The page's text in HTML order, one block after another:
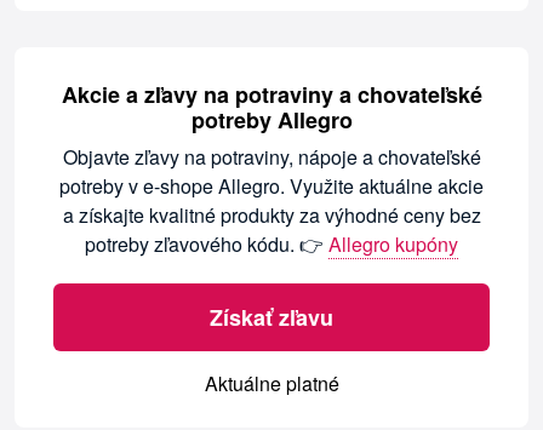
Akcie a zľavy na potraviny a chovateľské
potreby Allegro
Objavte zľavy na potraviny, nápoje a chovateľské
potreby v e-shope Allegro. Využite aktuálne akcie
a získajte kvalitné produkty za výhodné ceny bez
potreby zľavového kódu. 👉 Allegro kupóny
Získať zľavu
Aktuálne platné